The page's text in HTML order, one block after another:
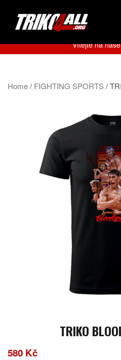
Vítejte na
Home/ FIGHTING SPORTS /
TRIKO
580 Kč